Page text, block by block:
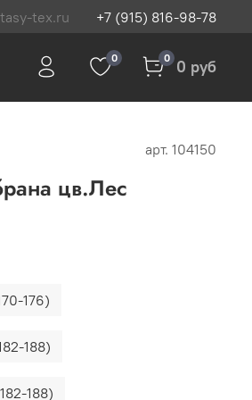
tex.ru +7 (915) 816-98-78
0 0 0 руб
арт. 104150
цв.Лес
176)
188)
188)